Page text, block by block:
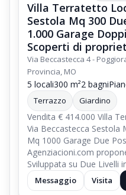
Villa Terratetto
Sestola Mq 300
1.000 Garage
Scoperti di
Via Beccastecca 4 -
Provincia, MO
5 locali300 m²2 bagni
Terrazzo Giardino
Vendita € 414.000 Villa
Via Beccastecca Sestola
Mq 1000 Garage Due
Agenziacioni.com
Sviluppata su Due Livelli
Messaggio Visita